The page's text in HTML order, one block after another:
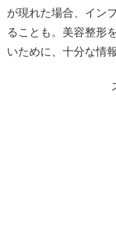
が現れた場合、イン
ることも。美容整形
いために、十分な情